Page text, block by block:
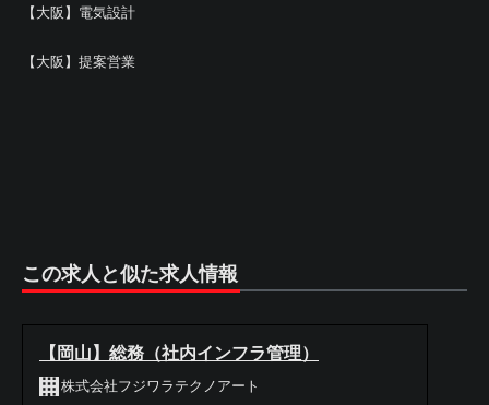
【大阪】電気設計
【大阪】提案営業
この求人と似た求人情報
【岡山】総務（社内インフラ管理）
株式会社フジワラテクノアート